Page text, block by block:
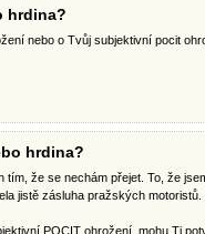
hrdina?
nebo o Tvůj subjektivní pocit
hrdina?
tím, že se nechám přejet. To, že
jistě zásluha pražských motoristů.
POCIT ohrožení, mohu Ti